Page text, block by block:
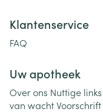
Klantenservice
FAQ
Uw apotheek
Over ons Nuttige links
van wachtVoorschrift